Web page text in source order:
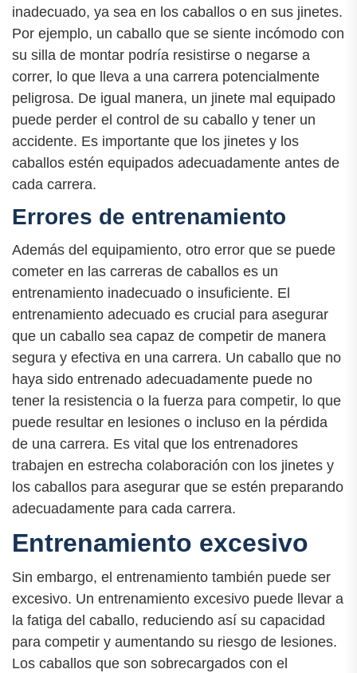
inadecuado, ya sea en los caballos o en sus jinetes.
Por ejemplo, un caballo que se siente incómodo con
su silla de montar podría resistirse o negarse a
correr, lo que lleva a una carrera potencialmente
peligrosa. De igual manera, un jinete mal equipado
puede perder el control de su caballo y tener un
accidente. Es importante que los jinetes y los
caballos estén equipados adecuadamente antes de
cada carrera.
Errores de entrenamiento
Además del equipamiento, otro error que se puede
cometer en las carreras de caballos es un
entrenamiento inadecuado o insuficiente. El
entrenamiento adecuado es crucial para asegurar
que un caballo sea capaz de competir de manera
segura y efectiva en una carrera. Un caballo que no
haya sido entrenado adecuadamente puede no
tener la resistencia o la fuerza para competir, lo que
puede resultar en lesiones o incluso en la pérdida
de una carrera. Es vital que los entrenadores
trabajen en estrecha colaboración con los jinetes y
los caballos para asegurar que se estén preparando
adecuadamente para cada carrera.
Entrenamiento excesivo
Sin embargo, el entrenamiento también puede ser
excesivo. Un entrenamiento excesivo puede llevar a
la fatiga del caballo, reduciendo así su capacidad
para competir y aumentando su riesgo de lesiones.
Los caballos que son sobrecargados con el